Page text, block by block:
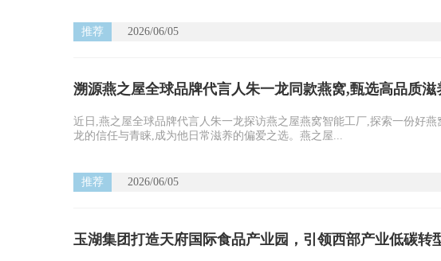
推荐 2026/06/05
溯源燕之屋全球品牌代言人朱一龙同款燕窝,甄选高品质滋
近日,燕之屋全球品牌代言人朱一龙探访燕之屋燕窝智能工厂,探索一份好
龙的信任与青睐,成为他日常滋养的偏爱之选。燕之屋...
推荐 2026/06/05
玉湖集团打造天府国际食品产业园，引领西部产业低碳转